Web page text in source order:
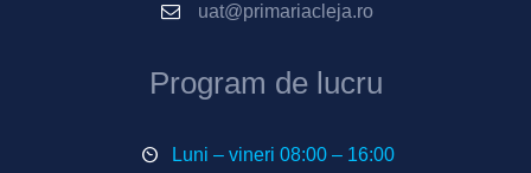
uat@primariacleja.ro
Program de lucru
Luni – vineri 08:00 – 16:00